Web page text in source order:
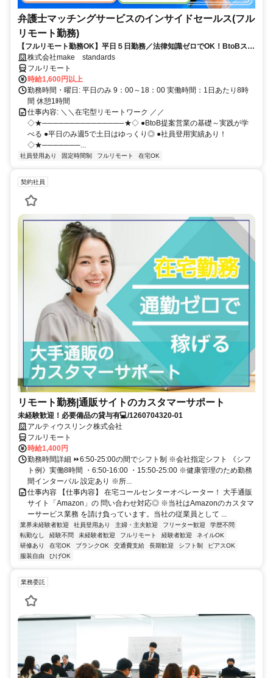
弁護士マッチングサービスのインサイドセールス(フル
リモート勤務)
【フルリモート勤務OK】平日５日勤務／法律知識ゼロでOK！BtoBスキ
ルが身につく営業職
株式会社make standards
フルリモート
時給1,600円以上
勤務時間・曜日: 平日のみ 9：00～18：00 実働時間：1日あたり8時
間 休憩1時間
仕事内容: ＼＼在宅型リモートワーク ／／
◇★───────────────★◇ ●BtoB提案営業の基礎～実践が学
べる ●平日のみ週5で土日はゆっくり◎ ●社員登用実績あり！
◇★───────...
社員登用あり 固定時間制 フルリモート 在宅OK
契約社員
リモート勤務|通販サイトのカスタマーサポート
未経験歓迎！必要備品の貸与有💻/1260704320-01
アルティウスリンク株式会社
フルリモート
時給1,400円
勤務時間詳細 ⏩6:50-25:00の間でシフト制 ※会社指定シフト 《シフ
ト例》実働8時間 ・6:50-16:00 ・15:50-25:00 ※健康管理のため勤務
間インターバル 設定あり ※所...
仕事内容 【仕事内容】 在宅コールセンターオペレーター！ 大手通販
サイト「Amazon」の 問い合わせ対応◎ ※当社はAmazonのカスタマ
ーサービス業務 を請け負っています。当社の従業員として ...
業界未経験者歓迎 社員登用あり 主婦・主夫歓迎 フリーター歓迎
学歴不問
転勤なし
経験不問 未経験者歓迎 フルリモート 経験者歓迎
ネイルOK
研修あり
在宅OK ブランクOK 交通費支給 長期歓迎 シフト制
ピアスOK
服装自由
ひげOK
業務委託